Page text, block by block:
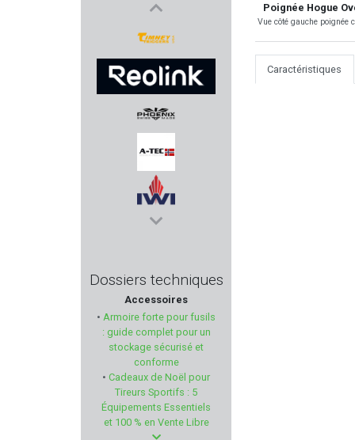
Armurerie GILLES
TIMNEY TRIGGER
REOLINK
PHOENIX SWISS MADE
A-TEC
IWI
JACK PYKE
VIHTA VUORI
TRIVISA
TOM JOULE
Dossiers techniques
Accessoires
• Armoire forte pour fusils
: guide complet pour un
stockage sécurisé et
conforme
• Cadeaux de Noël pour
Tireurs Sportifs : 5
Équipements Essentiels
et 100 % en Vente Libre
Poignée Hogue
Vue côté gauche poignée
Caractéristiques